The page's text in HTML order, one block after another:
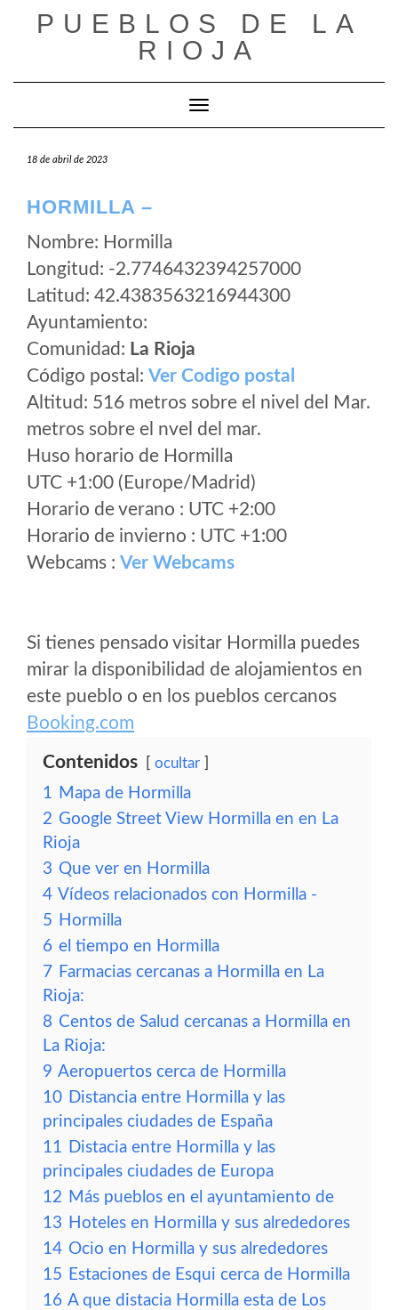
PUEBLOS DE LA
RIOJA
Cambiar modo de navegación
18 de abril de 2023
HORMILLA –
Nombre: Hormilla
Longitud: -2.7746432394257000
Latitud: 42.4383563216944300
Ayuntamiento:
Comunidad: La Rioja
Código postal: Ver Codigo postal
Altitud: 516 metros sobre el nivel del Mar.
metros sobre el nvel del mar.
Huso horario de Hormilla
UTC +1:00 (Europe/Madrid)
Horario de verano : UTC +2:00
Horario de invierno : UTC +1:00
Webcams : Ver Webcams
Si tienes pensado visitar Hormilla puedes
mirar la disponibilidad de alojamientos en
este pueblo o en los pueblos cercanos
Booking.com
Contenidos ocultar
1 Mapa de Hormilla
2 Google Street View Hormilla en en La
Rioja
3 Que ver en Hormilla
4 Vídeos relacionados con Hormilla -
5 Hormilla
6 el tiempo en Hormilla
7 Farmacias cercanas a Hormilla en La
Rioja:
8 Centos de Salud cercanas a Hormilla en
La Rioja:
9 Aeropuertos cerca de Hormilla
10 Distancia entre Hormilla y las
principales ciudades de España
11 Distacia entre Hormilla y las
principales ciudades de Europa
12 Más pueblos en el ayuntamiento de
13 Hoteles en Hormilla y sus alrededores
14 Ocio en Hormilla y sus alrededores
15 Estaciones de Esqui cerca de Hormilla
16 A que distacia Hormilla esta de Los